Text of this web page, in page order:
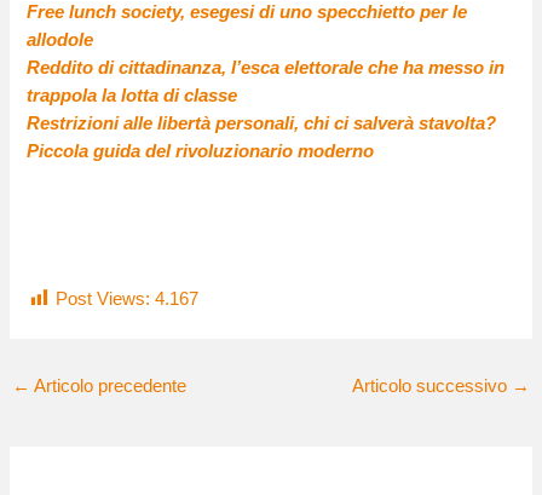
Free lunch society, esegesi di uno specchietto per le
allodole
Reddito di cittadinanza, l’esca elettorale che ha messo in
trappola la lotta di classe
Restrizioni alle libertà personali, chi ci salverà stavolta?
Piccola guida del rivoluzionario moderno
Post Views: 4.167
← Articolo precedente Articolo successivo →